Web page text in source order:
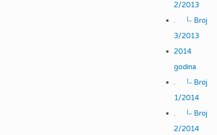
2/2013
.
|_ Broj
3/2013
2014.
godina
.
|_ Broj
1/2014
.
|_ Broj
2/2014